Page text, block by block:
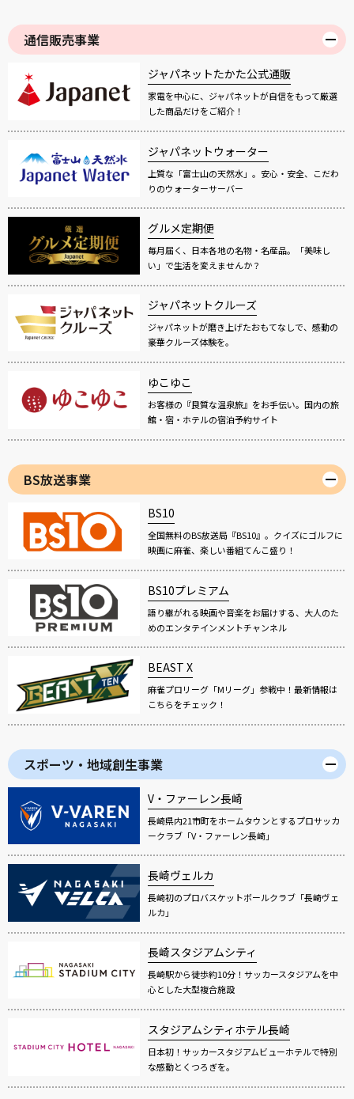
通信販売事業
ジャパネットたかた公式通販
家電を中心に、ジャパネットが自信をもって厳選
した商品だけをご紹介！
ジャパネットウォーター
上質な「富士山の天然水」。安心・安全、こだわ
りのウォーターサーバー
グルメ定期便
毎月届く、日本各地の名物・名産品。「美味し
い」で生活を変えませんか？
ジャパネットクルーズ
ジャパネットが磨き上げたおもてなしで、感動の
豪華クルーズ体験を。
ゆこゆこ
お客様の『良質な温泉旅』をお手伝い。国内の旅
館・宿・ホテルの宿泊予約サイト
BS放送事業
BS10
全国無料のBS放送局『BS10』。クイズにゴルフに
映画に麻雀、楽しい番組てんこ盛り！
BS10プレミアム
語り継がれる映画や音楽をお届けする、大人のた
めのエンタテインメントチャンネル
BEAST X
麻雀プロリーグ「Mリーグ」参戦中！最新情報は
こちらをチェック！
スポーツ・地域創生事業
V・ファーレン長崎
長崎県内21市町をホームタウンとするプロサッカ
ークラブ「V・ファーレン長崎」
長崎ヴェルカ
長崎初のプロバスケットボールクラブ「長崎ヴェ
ルカ」
長崎スタジアムシティ
長崎駅から徒歩約10分！サッカースタジアムを中
心とした大型複合施設
スタジアムシティホテル長崎
日本初！サッカースタジアムビューホテルで特別
な感動とくつろぎを。